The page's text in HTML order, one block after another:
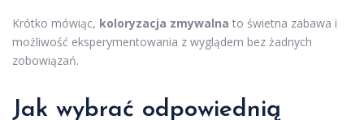
Krótko mówiąc, koloryzacja zmywalna to świetna zabawa i
możliwość eksperymentowania z wyglądem bez żadnych
zobowiązań.
Jak wybrać odpowiednią